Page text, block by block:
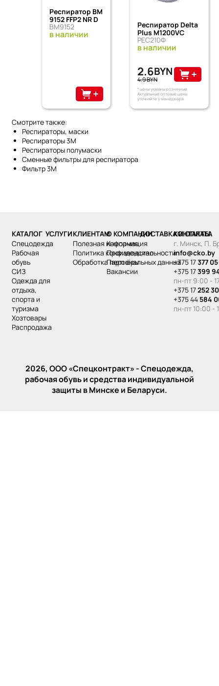
Респиратор ВМ
9152 FFP2 NR D
ВМ9152
в наличии
Респиратор Delta
Plus М1200VС
РЕС210Ф
в наличии
2.6BYN
4.9 BYN
* цены указаны розничные.
Актуальные оптовые цены
уточняйте у менеджера.
Смотрите также:
Респираторы, маски
Респираторы 3М
Респираторы полумаски
Сменные фильтры для респиратора
Фильтр 3М
КАТАЛОГ
спецодежда
рабочая
обувь
СИЗ
одежда для
отдыха,
спорта и
туризма
хозтовары
распродажа
УСЛУГИКЛИЕНТАМ
Полезная информация
Политика конфиденциальности
Обработка персональных данных
О КОМПАНИИ
Компания
Производство
Партнёры
Вакансии
ДОСТАВКА И ОПЛАТА
КОНТАКТЫ
г. Минск, П.
info@cko.by
+375 17377
+375 17399
пн-пт 9:00 -
+375 17252
+375 44 584
пн-пт 10:00 -
2026, ООО «‎Спецконтракт» - Спецодежда,
рабочая обувь и средства индивидуальной
защиты в Минске и Беларуси.